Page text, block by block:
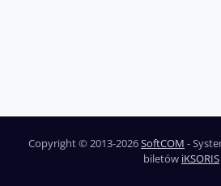
Copyright © 2013-2026SoftCOM -
biletów iKSORIS